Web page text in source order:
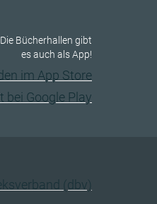
Die Bücherhallen gibt
es auch als App!